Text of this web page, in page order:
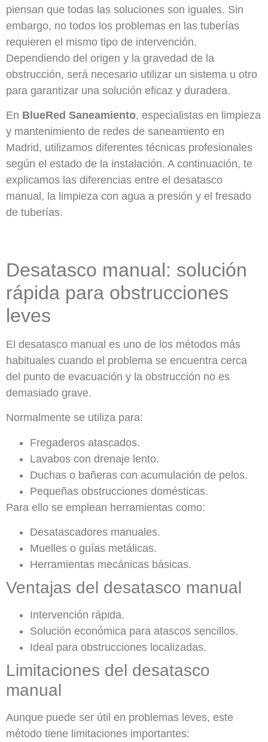
piensan que todas las soluciones son iguales. Sin
embargo, no todos los problemas en las tuberías
requieren el mismo tipo de intervención.
Dependiendo del origen y la gravedad de la
obstrucción, será necesario utilizar un sistema u otro
para garantizar una solución eficaz y duradera.
En BlueRed Saneamiento, especialistas en limpieza
y mantenimiento de redes de saneamiento en
Madrid, utilizamos diferentes técnicas profesionales
según el estado de la instalación. A continuación, te
explicamos las diferencias entre el desatasco
manual, la limpieza con agua a presión y el fresado
de tuberías.
Desatasco manual: solución
rápida para obstrucciones
leves
El desatasco manual es uno de los métodos más
habituales cuando el problema se encuentra cerca
del punto de evacuación y la obstrucción no es
demasiado grave.
Normalmente se utiliza para:
Fregaderos atascados.
Lavabos con drenaje lento.
Duchas o bañeras con acumulación de pelos.
Pequeñas obstrucciones domésticas.
Para ello se emplean herramientas como:
Desatascadores manuales.
Muelles o guías metálicas.
Herramientas mecánicas básicas.
Ventajas del desatasco manual
Intervención rápida.
Solución económica para atascos sencillos.
Ideal para obstrucciones localizadas.
Limitaciones del desatasco
manual
Aunque puede ser útil en problemas leves, este
método tiene limitaciones importantes: